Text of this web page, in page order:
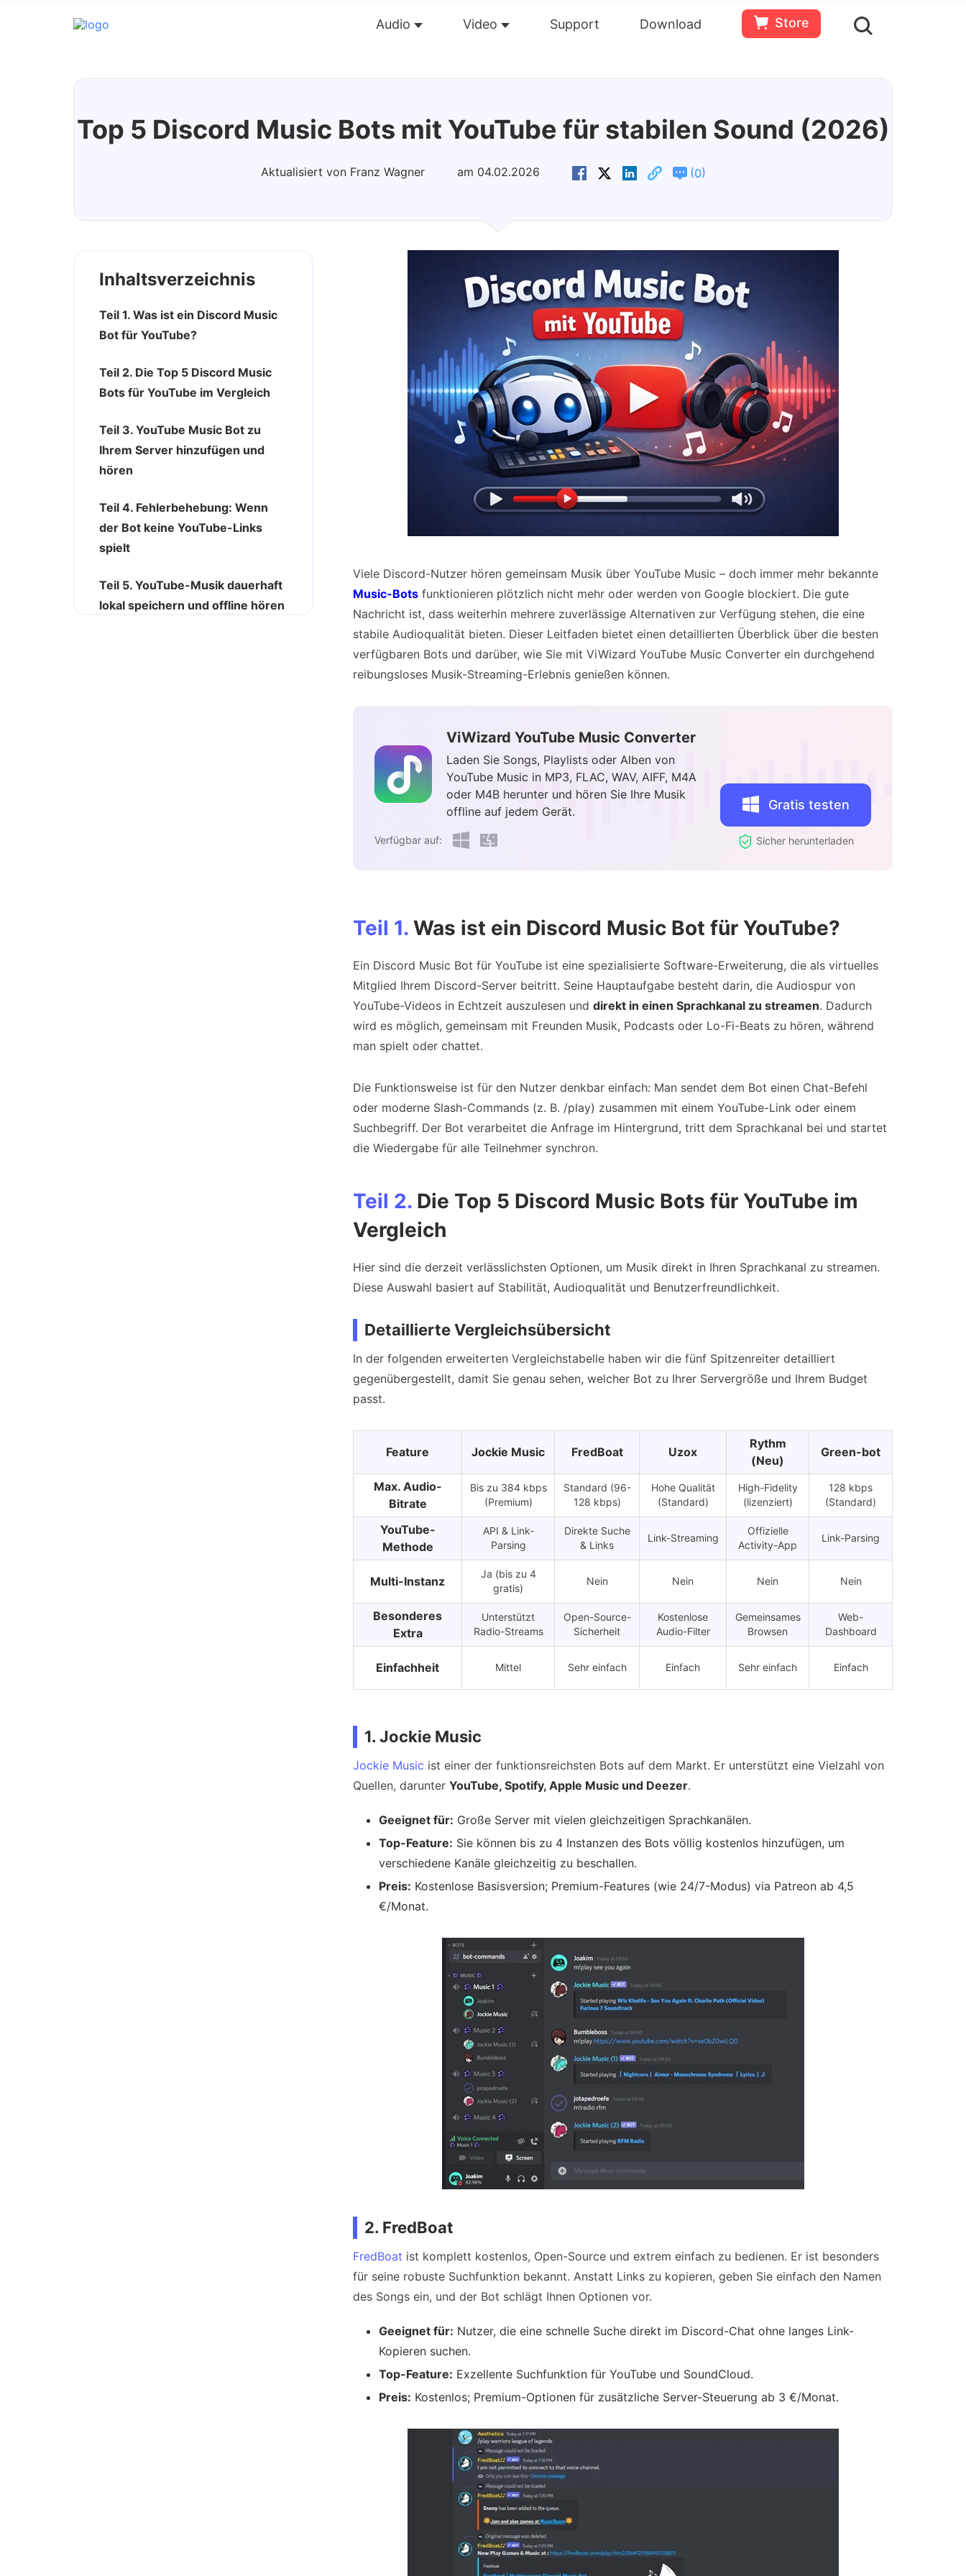
Audio Video Support Download Store
Bewertungen(0) Ressourcen
Top 5 Discord Music Bots mit YouTube für stabilen Sound (2026)
Aktualisiert von Franz Wagner am 04.02.2026 (0)
Inhaltsverzeichnis
Teil 1. Was ist ein Discord Music
Bot für YouTube?
Teil 2. Die Top 5 Discord Music
Bots für YouTube im Vergleich
Teil 3. YouTube Music Bot zu
Ihrem Server hinzufügen und
hören
Teil 4. Fehlerbehebung: Wenn
der Bot keine YouTube-Links
spielt
Teil 5. YouTube-Musik dauerhaft
lokal speichern und offline hören
Viele Discord-Nutzer hören gemeinsam Musik über YouTube Music – doch immer mehr bekannte
Music-Bots funktionieren plötzlich nicht mehr oder werden von Google blockiert. Die gute
Nachricht ist, dass weiterhin mehrere zuverlässige Alternativen zur Verfügung stehen, die eine
stabile Audioqualität bieten. Dieser Leitfaden bietet einen detaillierten Überblick über die besten
verfügbaren Bots und darüber, wie Sie mit ViWizard YouTube Music Converter ein durchgehend
reibungsloses Musik-Streaming-Erlebnis genießen können.
ViWizard YouTube Music Converter
Laden Sie Songs, Playlists oder Alben von
YouTube Music in MP3, FLAC, WAV, AIFF, M4A
oder M4B herunter und hören Sie Ihre Musik
offline auf jedem Gerät.
Verfügbar auf:
Gratis testen
Sicher herunterladen
Teil 1. Was ist ein Discord Music Bot für YouTube?
Ein Discord Music Bot für YouTube ist eine spezialisierte Software-Erweiterung, die als virtuelles
Mitglied Ihrem Discord-Server beitritt. Seine Hauptaufgabe besteht darin, die Audiospur von
YouTube-Videos in Echtzeit auszulesen und direkt in einen Sprachkanal zu streamen. Dadurch
wird es möglich, gemeinsam mit Freunden Musik, Podcasts oder Lo-Fi-Beats zu hören, während
man spielt oder chattet.
Die Funktionsweise ist für den Nutzer denkbar einfach: Man sendet dem Bot einen Chat-Befehl
oder moderne Slash-Commands (z. B. /play) zusammen mit einem YouTube-Link oder einem
Suchbegriff. Der Bot verarbeitet die Anfrage im Hintergrund, tritt dem Sprachkanal bei und startet
die Wiedergabe für alle Teilnehmer synchron.
Teil 2. Die Top 5 Discord Music Bots für YouTube im
Vergleich
Hier sind die derzeit verlässlichsten Optionen, um Musik direkt in Ihren Sprachkanal zu streamen.
Diese Auswahl basiert auf Stabilität, Audioqualität und Benutzerfreundlichkeit.
Detaillierte Vergleichsübersicht
In der folgenden erweiterten Vergleichstabelle haben wir die fünf Spitzenreiter detailliert
gegenübergestellt, damit Sie genau sehen, welcher Bot zu Ihrer Servergröße und Ihrem Budget
passt.
Feature Jockie Music FredBoat Uzox
Rythm
(Neu)
Green-bot
Max. Audio-
Bitrate
Bis zu 384 kbps
(Premium)
Standard (96-
128 kbps)
Hohe Qualität
(Standard)
High-Fidelity
(lizenziert)
128 kbps
(Standard)
YouTube-
Methode
API & Link-
Parsing
Direkte Suche
& Links
Link-Streaming
Offizielle
Activity-App
Link-Parsing
Multi-Instanz
Ja (bis zu 4
gratis)
Nein Nein Nein Nein
Besonderes
Extra
Unterstützt
Radio-Streams
Open-Source-
Sicherheit
Kostenlose
Audio-Filter
Gemeinsames
Browsen
Web-
Dashboard
Einfachheit Mittel Sehr einfach Einfach Sehr einfach Einfach
1. Jockie Music
Jockie Music ist einer der funktionsreichsten Bots auf dem Markt. Er unterstützt eine Vielzahl von
Quellen, darunter YouTube, Spotify, Apple Music und Deezer.
Geeignet für: Große Server mit vielen gleichzeitigen Sprachkanälen.
Top-Feature: Sie können bis zu 4 Instanzen des Bots völlig kostenlos hinzufügen, um
verschiedene Kanäle gleichzeitig zu beschallen.
Preis: Kostenlose Basisversion; Premium-Features (wie 24/7-Modus) via Patreon ab 4,5
€/Monat.
2. FredBoat
FredBoat ist komplett kostenlos, Open-Source und extrem einfach zu bedienen. Er ist besonders
für seine robuste Suchfunktion bekannt. Anstatt Links zu kopieren, geben Sie einfach den Namen
des Songs ein, und der Bot schlägt Ihnen Optionen vor.
Geeignet für: Nutzer, die eine schnelle Suche direkt im Discord-Chat ohne langes Link-
Kopieren suchen.
Top-Feature: Exzellente Suchfunktion für YouTube und SoundCloud.
Preis: Kostenlos; Premium-Optionen für zusätzliche Server-Steuerung ab 3 €/Monat.